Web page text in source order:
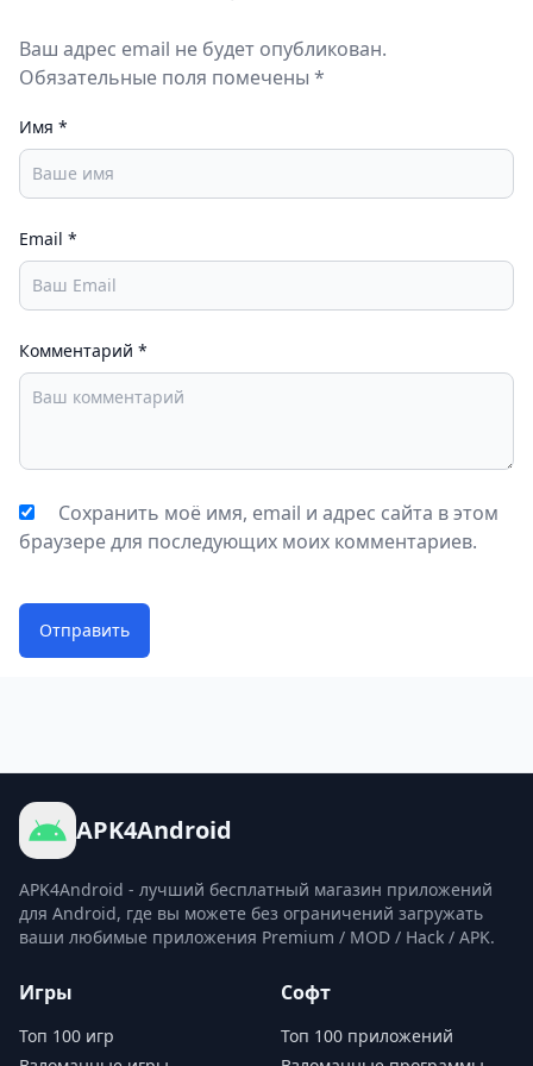
Ваш адрес email не будет опубликован.
Обязательные поля помечены *
Имя *
Email *
Комментарий *
Сохранить моё имя, email и адрес сайта в этом
браузере для последующих моих комментариев.
Отправить
APK4Android
APK4Android - лучший бесплатный магазин приложений
для Android, где вы можете без ограничений загружать
ваши любимые приложения Premium / MOD / Hack / APK.
Игры
Топ 100 игр
Софт
Топ 100 приложений